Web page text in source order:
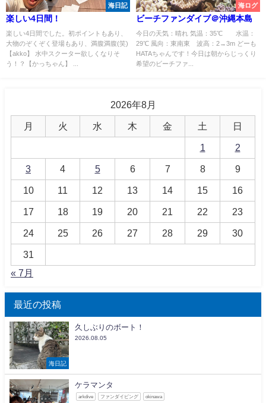
海日記
楽しい4日間！
楽しい4日間でした。初ポイントもあり、
大物のぞくぞく登場もあり、満腹満腹(笑)
【akko】 水中スクーター欲しくなりそ
う！？【かっちゃん】 ...
海ログ
ビーチファンダイブ＠沖縄本島
今日の天気：晴れ 気温：35℃ 水温：
29℃ 風向：東南東 波高：2→3m どーも
HATAちゃんです！今日は朝からじっくり
希望のビーチファ...
2026年8月
月 火 水 木 金 土 日
1 2
3 4 5 6 7 8 9
10 11 12 13 14 15 16
17 18 19 20 21 22 23
24 25 26 27 28 29 30
31
« 7月
最近の投稿
海日記
久しぶりのボート！
2026.08.05
ケラマンタ
arkdive ファンダイビング okinawa